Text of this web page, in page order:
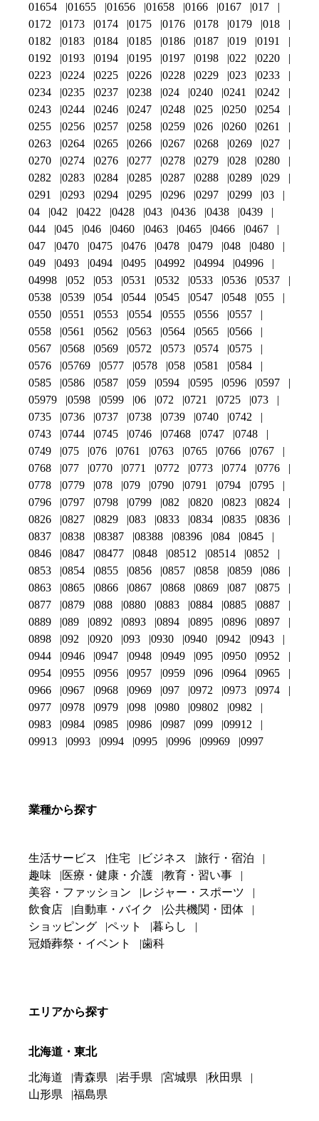
01654 01655 01656 01658 0166 0167
017
0172
0173 0174 0175 0176 0178 0179
018
0182
0183 0184 0185 0186 0187 019
0191
0192
0193 0194 0195 0197 0198 022
0220
0223
0224 0225 0226 0228 0229 023
0233
0234
0235 0237 0238 024 0240 0241
0242
0243
0244 0246 0247 0248 025 0250
0254
0255
0256 0257 0258 0259 026 0260
0261
0263
0264 0265 0266 0267 0268 0269
027
0270
0274 0276 0277 0278 0279 028
0280
0282
0283 0284 0285 0287 0288 0289
029
0291
0293 0294 0295 0296 0297 0299
03
04
042 0422 0428 043 0436 0438
0439
044
045 046 0460 0463 0465 0466
0467
047
0470 0475 0476 0478 0479 048
0480
049
0493 0494 0495 04992 04994
04996
04998
052 053 0531 0532 0533 0536
0537
0538
0539 054 0544 0545 0547 0548
055
0550
0551 0553 0554 0555 0556
0557
0558
0561 0562 0563 0564 0565
0566
0567
0568 0569 0572 0573 0574
0575
0576
05769 0577 0578 058 0581
0584
0585
0586 0587 059 0594 0595 0596
0597
05979
0598 0599 06 072 0721 0725
073
0735
0736 0737 0738 0739 0740
0742
0743
0744 0745 0746 07468 0747
0748
0749
075 076 0761 0763 0765 0766
0767
0768
077 0770 0771 0772 0773 0774
0776
0778
0779 078 079 0790 0791 0794
0795
0796
0797 0798 0799 082 0820 0823
0824
0826
0827 0829 083 0833 0834 0835
0836
0837
0838 08387 08388 08396 084
0845
0846
0847 08477 0848 08512 08514
0852
0853
0854 0855 0856 0857 0858 0859
086
0863
0865 0866 0867 0868 0869 087
0875
0877
0879 088 0880 0883 0884 0885
0887
0889
089 0892 0893 0894 0895 0896
0897
0898
092 0920 093 0930 0940 0942
0943
0944
0946 0947 0948 0949 095 0950
0952
0954
0955 0956 0957 0959 096 0964
0965
0966
0967 0968 0969 097 0972 0973
0974
0977
0978 0979 098 0980 09802
0982
0983
0984 0985 0986 0987 099
09912
09913
0993 0994 0995 0996 09969 0997
業種から探す
生活サービス 住宅 ビジネス
旅行・宿泊
趣味
医療・健康・介護
教育・習い事
美容・ファッション
レジャー・スポーツ
飲食店
自動車・バイク
公共機関・団体
ショッピング
ペット
暮らし
冠婚葬祭・イベント
歯科
エリアから探す
北海道・東北
北海道 青森県 岩手県 宮城県
秋田県
山形県
福島県